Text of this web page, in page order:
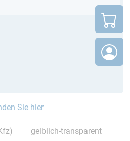
Sie hier
gelblich-transparent